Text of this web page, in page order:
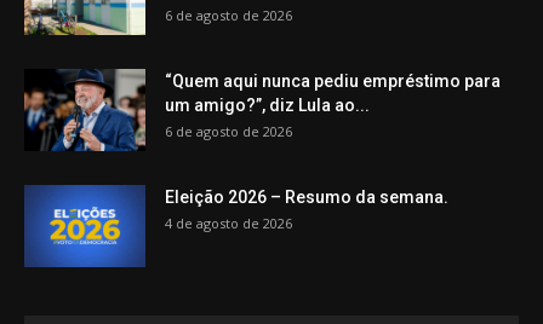
6 de agosto de 2026
“Quem aqui nunca pediu empréstimo para
um amigo?”, diz Lula ao...
6 de agosto de 2026
Eleição 2026 – Resumo da semana.
4 de agosto de 2026